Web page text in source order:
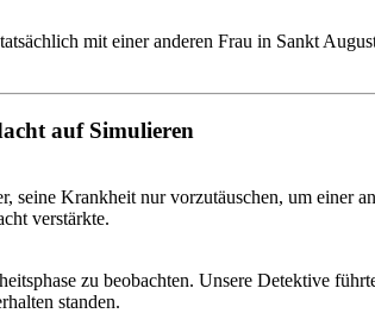
mit einer anderen Frau in Sankt
auf Simulieren
Krankheit nur vorzutäuschen, um einer
verstärkte.
zu beobachten. Unsere Detektive
standen.